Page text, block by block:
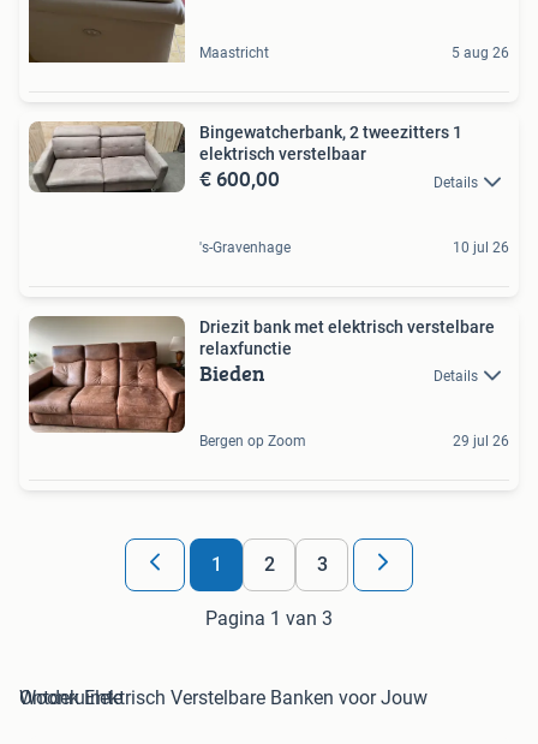
Maastricht 5 aug 26
Bingewatcherbank, 2 tweezitters 1
elektrisch verstelbaar
€ 600,00 Details
's-Gravenhage 10 jul 26
Driezit bank met elektrisch verstelbare
relaxfunctie
Bieden Details
Bergen op Zoom 29 jul 26
1 2 3
Pagina 1 van 3
Ontdek Elektrisch Verstelbare Banken voor Jouw Woonruimte